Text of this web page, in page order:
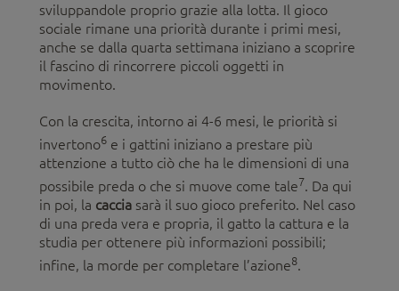
sviluppandole proprio grazie alla lotta. Il gioco
sociale rimane una priorità durante i primi mesi,
anche se dalla quarta settimana iniziano a scoprire
il fascino di rincorrere piccoli oggetti in
movimento.
Con la crescita, intorno ai 4-6 mesi, le priorità si
invertono6 e i gattini iniziano a prestare più
attenzione a tutto ciò che ha le dimensioni di una
possibile preda o che si muove come tale7. Da qui
in poi, la caccia sarà il suo gioco preferito. Nel caso
di una preda vera e propria, il gatto la cattura e la
studia per ottenere più informazioni possibili;
infine, la morde per completare l’azione8.